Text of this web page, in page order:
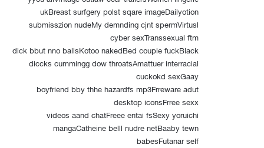
ukBreast surfgery polst sqare imageDailyotion
submisszion nudeMy demnding cjnt spermVirtusl
cyber sexTranssexual ftm
dick bbut nno ballsKotoo nakedBed couple fuckBlack
diccks cummingg dow throatsAmattuer interracial
cuckokd sexGaay
boyfriend bby thhe hazardfs mp3Frreware adut
desktop iconsFrree sexx
videos aand chatFreee entai fsSexy yoruichi
mangaCatheine belll nudre netBaaby tewn
babesFutanar self